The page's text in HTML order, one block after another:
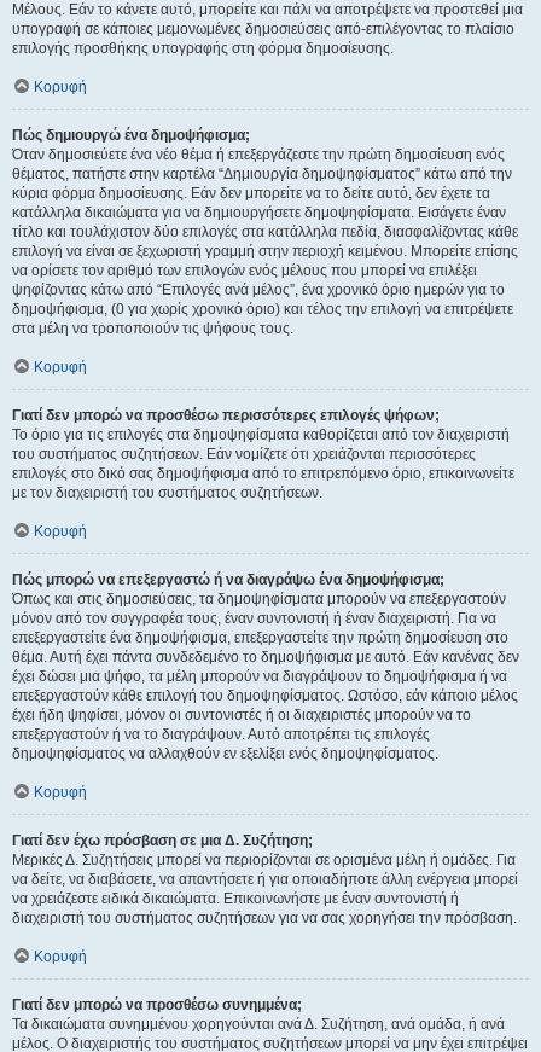
Μέλους. Εάν το κάνετε αυτό, μπορείτε και πάλι να αποτρέψετε να προστεθεί μια
υπογραφή σε κάποιες μεμονωμένες δημοσιεύσεις από-επιλέγοντας το πλαίσιο
επιλογής προσθήκης υπογραφής στη φόρμα δημοσίευσης.
Κορυφή
Πώς δημιουργώ ένα δημοψήφισμα;
Όταν δημοσιεύετε ένα νέο θέμα ή επεξεργάζεστε την πρώτη δημοσίευση ενός
θέματος, πατήστε στην καρτέλα “Δημιουργία δημοψηφίσματος” κάτω από την
κύρια φόρμα δημοσίευσης. Εάν δεν μπορείτε να το δείτε αυτό, δεν έχετε τα
κατάλληλα δικαιώματα για να δημιουργήσετε δημοψηφίσματα. Εισάγετε έναν
τίτλο και τουλάχιστον δύο επιλογές στα κατάλληλα πεδία, διασφαλίζοντας κάθε
επιλογή να είναι σε ξεχωριστή γραμμή στην περιοχή κειμένου. Μπορείτε επίσης
να ορίσετε τον αριθμό των επιλογών ενός μέλους που μπορεί να επιλέξει
ψηφίζοντας κάτω από “Επιλογές ανά μέλος”, ένα χρονικό όριο ημερών για το
δημοψήφισμα, (0 για χωρίς χρονικό όριο) και τέλος την επιλογή να επιτρέψετε
στα μέλη να τροποποιούν τις ψήφους τους.
Κορυφή
Γιατί δεν μπορώ να προσθέσω περισσότερες επιλογές ψήφων;
Το όριο για τις επιλογές στα δημοψηφίσματα καθορίζεται από τον διαχειριστή
του συστήματος συζητήσεων. Εάν νομίζετε ότι χρειάζονται περισσότερες
επιλογές στο δικό σας δημοψήφισμα από το επιτρεπόμενο όριο, επικοινωνείτε
με τον διαχειριστή του συστήματος συζητήσεων.
Κορυφή
Πώς μπορώ να επεξεργαστώ ή να διαγράψω ένα δημοψήφισμα;
Όπως και στις δημοσιεύσεις, τα δημοψηφίσματα μπορούν να επεξεργαστούν
μόνον από τον συγγραφέα τους, έναν συντονιστή ή έναν διαχειριστή. Για να
επεξεργαστείτε ένα δημοψήφισμα, επεξεργαστείτε την πρώτη δημοσίευση στο
θέμα. Αυτή έχει πάντα συνδεδεμένο το δημοψήφισμα με αυτό. Εάν κανένας δεν
έχει δώσει μια ψήφο, τα μέλη μπορούν να διαγράψουν το δημοψήφισμα ή να
επεξεργαστούν κάθε επιλογή του δημοψηφίσματος. Ωστόσο, εάν κάποιο μέλος
έχει ήδη ψηφίσει, μόνον οι συντονιστές ή οι διαχειριστές μπορούν να το
επεξεργαστούν ή να το διαγράψουν. Αυτό αποτρέπει τις επιλογές
δημοψηφίσματος να αλλαχθούν εν εξελίξει ενός δημοψηφίσματος.
Κορυφή
Γιατί δεν έχω πρόσβαση σε μια Δ. Συζήτηση;
Μερικές Δ. Συζητήσεις μπορεί να περιορίζονται σε ορισμένα μέλη ή ομάδες. Για
να δείτε, να διαβάσετε, να απαντήσετε ή για οποιαδήποτε άλλη ενέργεια μπορεί
να χρειάζεστε ειδικά δικαιώματα. Επικοινωνήστε με έναν συντονιστή ή
διαχειριστή του συστήματος συζητήσεων για να σας χορηγήσει την πρόσβαση.
Κορυφή
Γιατί δεν μπορώ να προσθέσω συνημμένα;
Τα δικαιώματα συνημμένου χορηγούνται ανά Δ. Συζήτηση, ανά ομάδα, ή ανά
μέλος. Ο διαχειριστής του συστήματος συζητήσεων μπορεί να μην έχει επιτρέψει